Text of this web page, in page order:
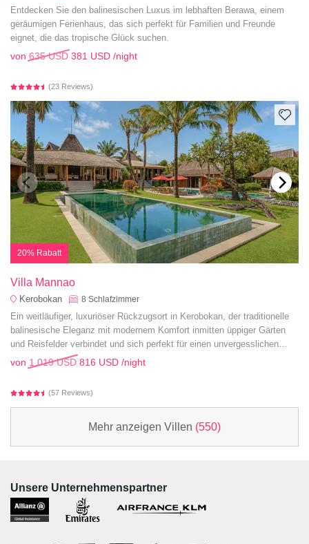
Entdecken Sie den balinesischen Luxus im lebhaften Berawa, einem
geräumigen Ferienhaus, das sich perfekt für Familien und Freunde
eignet, die das tropische Glück suchen.
von 635 USD 381 USD /night
(23 Reviews)
20% Rabatt
Villa Mannao
Kerobokan 8 Schlafzimmer
Ein weitläufiger, luxuriöser Rückzugsort in Kerobokan, der traditionelle
balinesische Eleganz mit modernem Komfort inmitten üppiger Gärten
und Reisfelder verbindet und sich perfekt für einen unvergesslichen
Familienurlaub eignet.
von 1.019 USD 816 USD /night
(57 Reviews)
Mehr anzeigen Villen (550)
Unsere Unternehmenspartner